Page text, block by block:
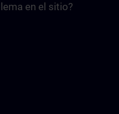
en el sitio?